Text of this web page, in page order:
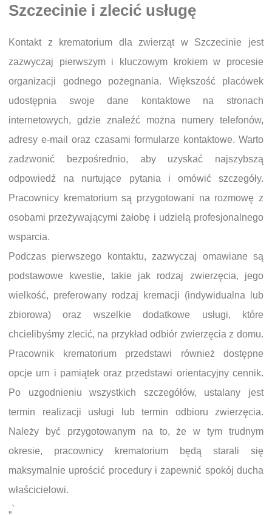
Szczecinie i zlecić usługę
Kontakt z krematorium dla zwierząt w Szczecinie jest
zazwyczaj pierwszym i kluczowym krokiem w procesie
organizacji godnego pożegnania. Większość placówek
udostępnia swoje dane kontaktowe na stronach
internetowych, gdzie znaleźć można numery telefonów,
adresy e-mail oraz czasami formularze kontaktowe. Warto
zadzwonić bezpośrednio, aby uzyskać najszybszą
odpowiedź na nurtujące pytania i omówić szczegóły.
Pracownicy krematorium są przygotowani na rozmowę z
osobami przeżywającymi żałobę i udzielą profesjonalnego
wsparcia.
Podczas pierwszego kontaktu, zazwyczaj omawiane są
podstawowe kwestie, takie jak rodzaj zwierzęcia, jego
wielkość, preferowany rodzaj kremacji (indywidualna lub
zbiorowa) oraz wszelkie dodatkowe usługi, które
chcielibyśmy zlecić, na przykład odbiór zwierzęcia z domu.
Pracownik krematorium przedstawi również dostępne
opcje urn i pamiątek oraz przedstawi orientacyjny cennik.
Po uzgodnieniu wszystkich szczegółów, ustalany jest
termin realizacji usługi lub termin odbioru zwierzęcia.
Należy być przygotowanym na to, że w tym trudnym
okresie, pracownicy krematorium będą starali się
maksymalnie uprościć procedury i zapewnić spokój ducha
właścicielowi.
„`